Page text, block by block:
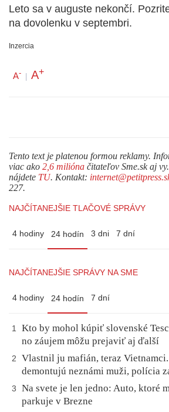
Leto sa v auguste nekončí.
na dovolenku v septembri.
Inzercia
A- | A+
Tento text je platenou formou reklamy.
viac ako 2,6 milióna čitateľov Sme.sk aj
nájdete TU. Kontakt:
227.
NAJČÍTANEJŠIE TLAČOVÉ SPRÁVY
4 hodiny 24 hodín 3 dni 7 dní
NAJČÍTANEJŠIE SPRÁVY NA SME
4 hodiny 24 hodín 7 dní
1
Kto by mohol kúpiť slovenské
no záujem môžu prejaviť aj ďalší
2
Vlastnil ju mafián, teraz
demontujú neznámi muži, polícia
3
Na svete je len jedno: Auto, ktoré
parkuje v Brezne